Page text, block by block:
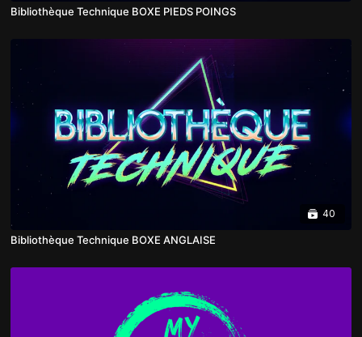
Bibliothèque Technique BOXE PIEDS POINGS
40
Bibliothèque Technique BOXE ANGLAISE